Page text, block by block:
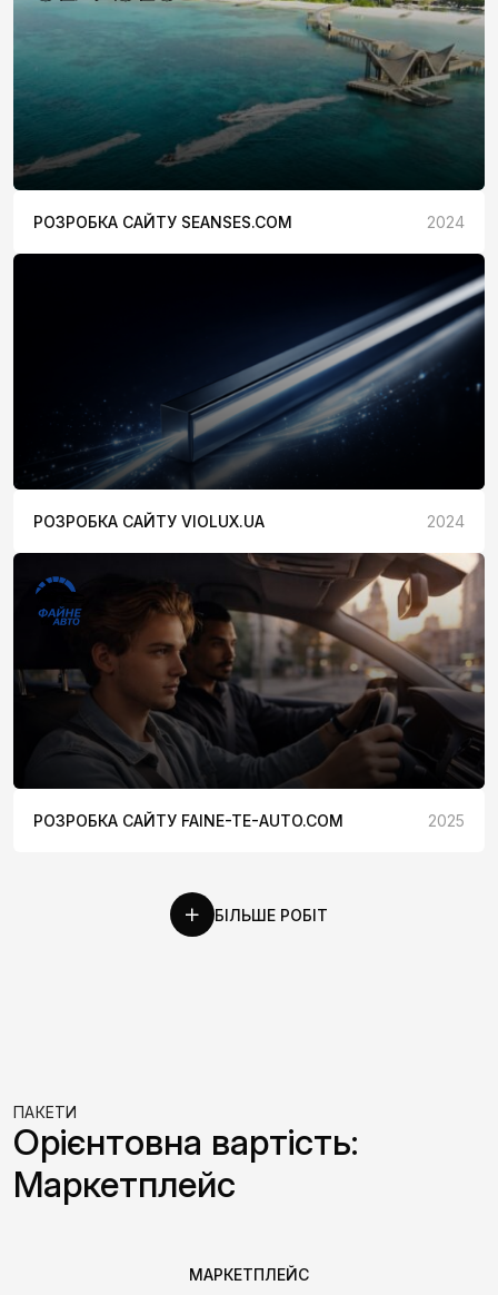
РОЗРОБКА САЙТУ SEANSES.COM 2024
РОЗРОБКА САЙТУ VIOLUX.UA 2024
РОЗРОБКА САЙТУ FAINE-TE-AUTO.COM 2025
БІЛЬШЕ РОБІТ
ПАКЕТИ
Орієнтовна вартість:
Маркетплейс
МАРКЕТПЛЕЙС